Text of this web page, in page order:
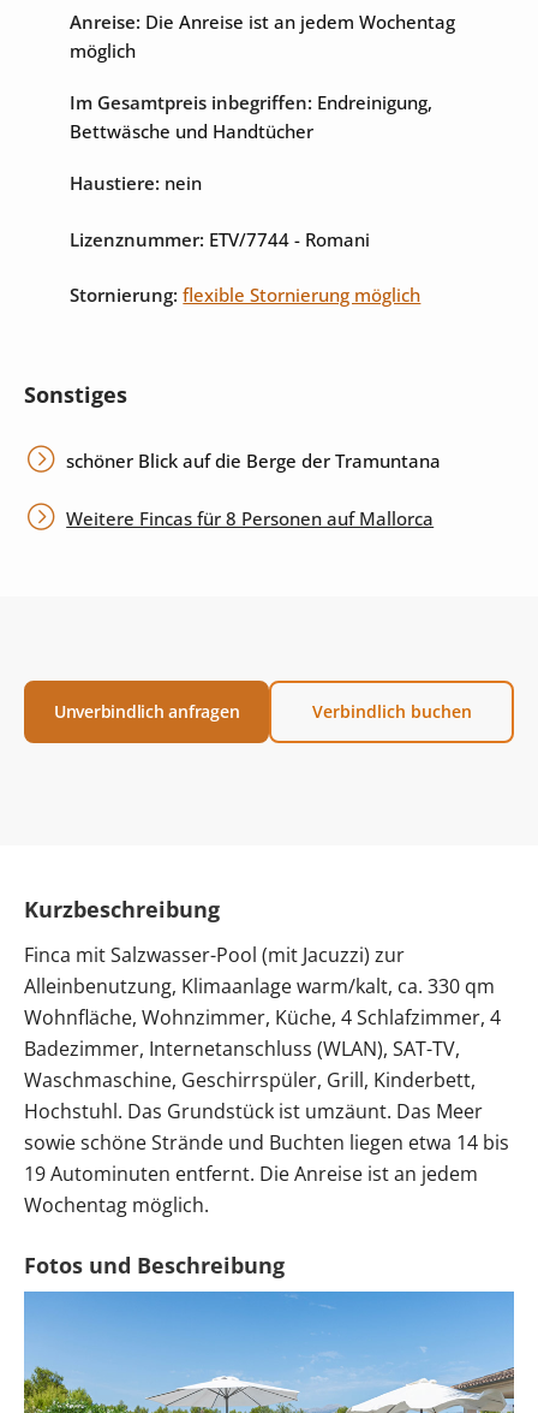
Anreise: Die Anreise ist an jedem Wochentag
möglich
Im Gesamtpreis inbegriffen: Endreinigung,
Bettwäsche und Handtücher
Haustiere: nein
Lizenznummer: ETV/7744 - Romani
Stornierung: flexible Stornierung möglich
Sonstiges
schöner Blick auf die Berge der Tramuntana
Weitere Fincas für 8 Personen auf Mallorca
Unverbindlich anfragen Verbindlich buchen
Kurzbeschreibung
Finca mit Salzwasser-Pool (mit Jacuzzi) zur
Alleinbenutzung, Klimaanlage warm/kalt, ca. 330 qm
Wohnfläche, Wohnzimmer, Küche, 4 Schlafzimmer, 4
Badezimmer, Internetanschluss (WLAN), SAT-TV,
Waschmaschine, Geschirrspüler, Grill, Kinderbett,
Hochstuhl. Das Grundstück ist umzäunt. Das Meer
sowie schöne Strände und Buchten liegen etwa 14 bis
19 Autominuten entfernt. Die Anreise ist an jedem
Wochentag möglich.